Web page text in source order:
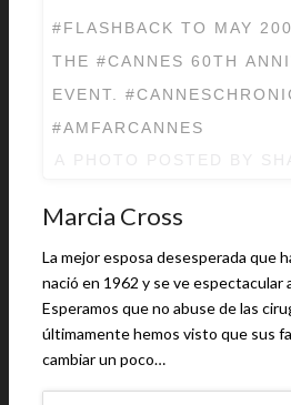
‪#FLASHBACK TO MAY
THE #CANNES 60TH
EVENT.
Marcia Cross
La mejor esposa desesperada que
nació en 1962 y se ve espectacular
Esperamos que no abuse de las
últimamente hemos visto que sus
cambiar un poco…